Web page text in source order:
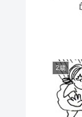
2歳